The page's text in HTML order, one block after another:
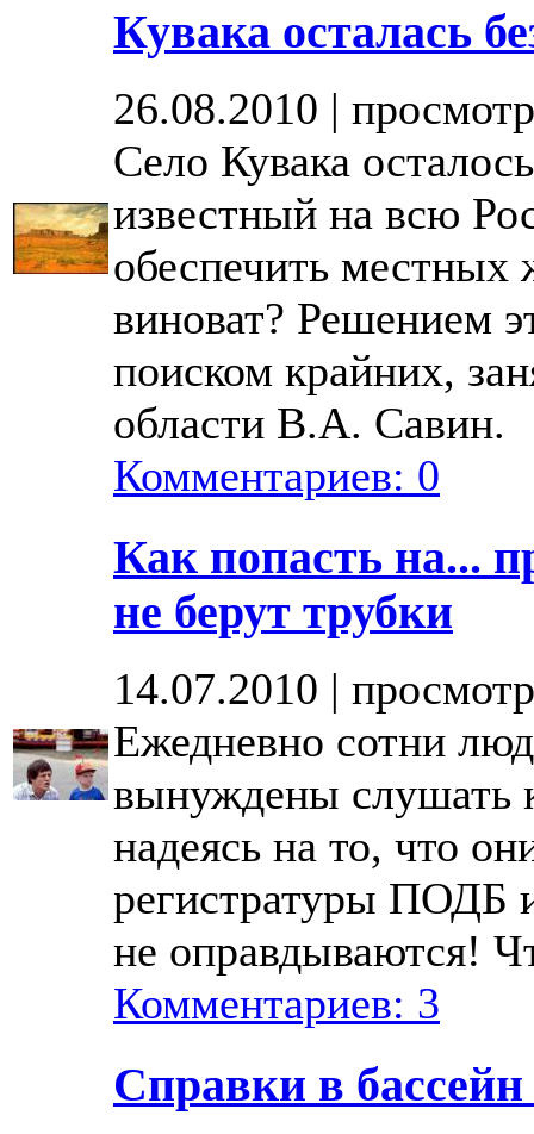
Кувака осталась
26.08.2010 |
Село Кувака
известный на всю
обеспечить местных
виноват? Решением
поиском крайних,
области В.А. Савин.
Комментариев: 0
Как попасть на...
не берут трубки
14.07.2010 |
Ежедневно сотни
вынуждены слушать
надеясь на то, что
регистратуры
не оправдываются!
Комментариев: 3
Справки в